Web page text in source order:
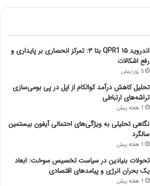
اندروید ۱۵ QPR1 بتا ۳: تمرکز انحصاری بر پایداری و
رفع اشکالات
5 روز پیش
تحلیل کاهش درآمد کوالکام از اپل در پی بومی‌سازی
تراشه‌های ارتباطی
1 هفته پیش
نگاهی تحلیلی به ویژگی‌های احتمالی آیفون بیستمین
سالگرد
1 هفته پیش
تحولات بنیادین در سیاست تخصیص سوخت: ابعاد
یک بحران انرژی و پیامدهای اقتصادی
1 هفته پیش